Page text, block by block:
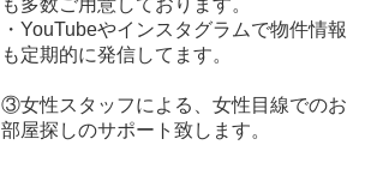
も多数ご用意しております。
・YouTubeやインスタグラムで物件情報
も定期的に発信してます。
③女性スタッフによる、女性目線でのお
部屋探しのサポート致します。